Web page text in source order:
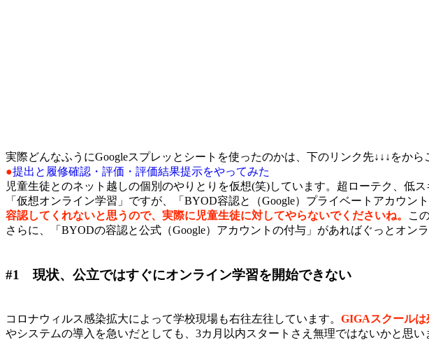
実際どんなふうにGoogleスプレッとシートを使ったのかは、下のリンク先↓↓↓をから
●提出と履修確認・評価・評価結果提示をやってみた
児童生徒とのネット越しの個別のやりとりを仮想(笑)しています。超ローテク、低ス
「仮想オンライン学習」ですが、「BYOD容認と（Google）プライベートアカウ
容認してくれないと思うので、実際に児童生徒に対してやらないでくださいね。
こ
さらに、
「BYODの容認と公式（Google）アカウントの付与」 があればぐっとオン
#1 現状、公立ではすぐにオンライン学習を開始できない
コロナウィルス感染拡大によって学校現場も右往左往しています。 GIGAスクール
やシステムの導入を急いだとしても、3カ月以内スタートさえ無理ではないかと思い